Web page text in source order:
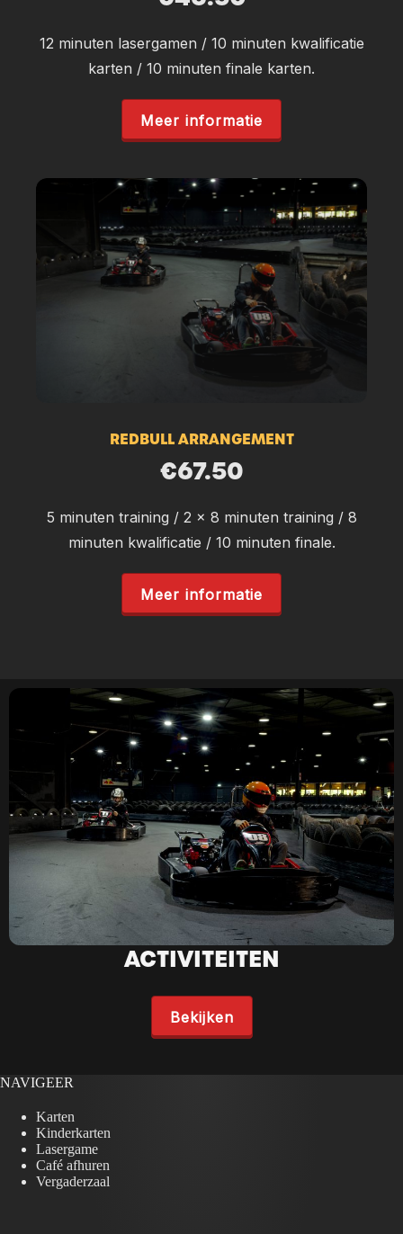
12 minuten lasergamen / 10 minuten kwalificatie
karten / 10 minuten finale karten.
Meer informatie
REDBULL ARRANGEMENT
€67.50
5 minuten training / 2 x 8 minuten training / 8
minuten kwalificatie / 10 minuten finale.
Meer informatie
ACTIVITEITEN
Bekijken
NAVIGEER
Karten
Kinderkarten
Lasergame
Café afhuren
Vergaderzaal